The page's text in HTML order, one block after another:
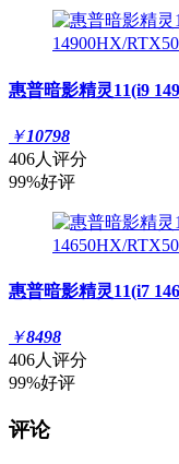
惠普暗影精灵11(i9
￥10798
406人评分
99%好评
惠普暗影精灵11(i7
￥8498
406人评分
99%好评
评论